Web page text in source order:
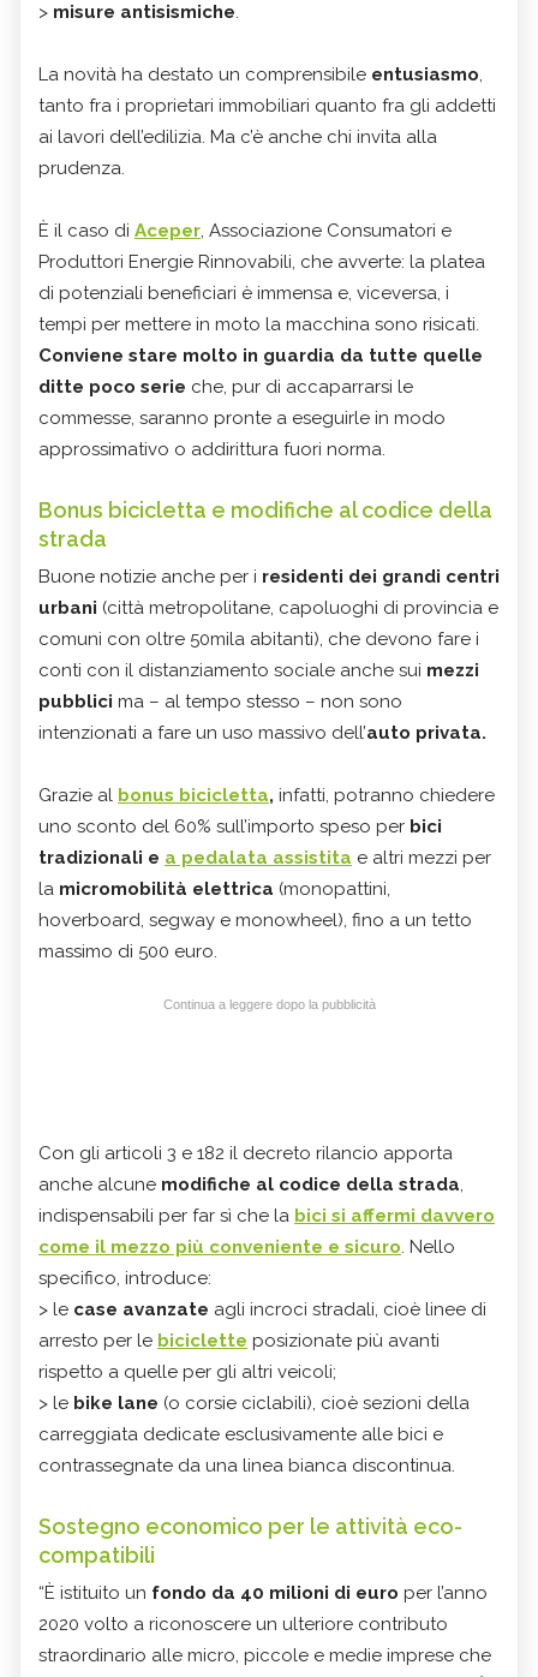
> misure antisismiche.
La novità ha destato un comprensibile entusiasmo,
tanto fra i proprietari immobiliari quanto fra gli addetti
ai lavori dell’edilizia. Ma c’è anche chi invita alla
prudenza.
È il caso di Aceper, Associazione Consumatori e
Produttori Energie Rinnovabili, che avverte: la platea
di potenziali beneficiari è immensa e, viceversa, i
tempi per mettere in moto la macchina sono risicati.
Conviene stare molto in guardia da tutte quelle
ditte poco serie che, pur di accaparrarsi le
commesse, saranno pronte a eseguirle in modo
approssimativo o addirittura fuori norma.
Bonus bicicletta e modifiche al codice della
strada
Buone notizie anche per i residenti dei grandi centri
urbani (città metropolitane, capoluoghi di provincia e
comuni con oltre 50mila abitanti), che devono fare i
conti con il distanziamento sociale anche sui mezzi
pubblici ma – al tempo stesso – non sono
intenzionati a fare un uso massivo dell’auto privata.
Grazie al bonus bicicletta, infatti, potranno chiedere
uno sconto del 60% sull’importo speso per bici
tradizionali e a pedalata assistita e altri mezzi per
la micromobilità elettrica (monopattini,
hoverboard, segway e monowheel), fino a un tetto
massimo di 500 euro.
Continua a leggere dopo la pubblicità
Con gli articoli 3 e 182 il decreto rilancio apporta
anche alcune modifiche al codice della strada,
indispensabili per far sì che la bici si affermi davvero
come il mezzo più conveniente e sicuro. Nello
specifico, introduce:
> le case avanzate agli incroci stradali, cioè linee di
arresto per le biciclette posizionate più avanti
rispetto a quelle per gli altri veicoli;
> le bike lane (o corsie ciclabili), cioè sezioni della
carreggiata dedicate esclusivamente alle bici e
contrassegnate da una linea bianca discontinua.
Sostegno economico per le attività eco-
compatibili
“È istituito un fondo da 40 milioni di euro per l’anno
2020 volto a riconoscere un ulteriore contributo
straordinario alle micro, piccole e medie imprese che